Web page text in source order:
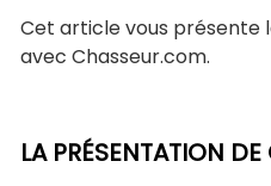
Cet article vous présente
avec Chasseur.com.
LA PRÉSENTATION